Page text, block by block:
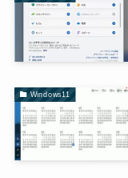
Windows11